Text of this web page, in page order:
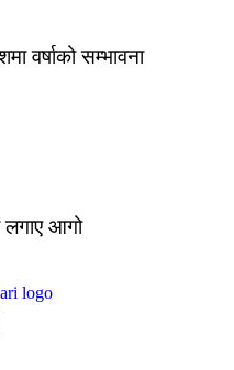
वर्षाको सम्भावना
लगाए आगो